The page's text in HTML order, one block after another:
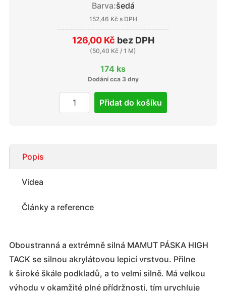
Popis
Videa
Články a reference
Oboustranná a extrémně silná MAMUT PÁSKA HIGH
TACK se silnou akrylátovou lepicí vrstvou. Přilne
k široké škále podkladů, a to velmi silně. Má velkou
výhodu v okamžité plné přídržnosti, tím urychluje
Barva:šedá
152,46 Kč s DPH
126,00 Kč bez DPH
(50,40 Kč / 1 M)
174 ks
Dodání cca 3 dny
Přidat do košíku